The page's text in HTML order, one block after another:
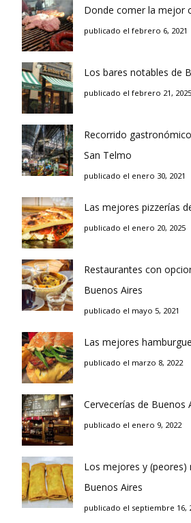
Donde comer la mejor
publicado el febrero 6, 2021
Los bares notables de
publicado el febrero 21, 2025
Recorrido
San Telmo
publicado el enero 30, 2021
Las mejores pizzerías
publicado el enero 20, 2025
Restaurantes con
Buenos Aires
publicado el mayo 5, 2021
Las mejores
publicado el marzo 8, 2022
Cervecerías de Buenos
publicado el enero 9, 2022
Los mejores y (peores)
Buenos Aires
publicado el septiembre 16,